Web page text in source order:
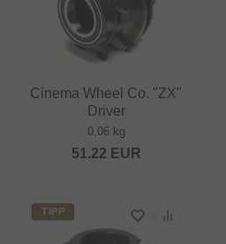
Cinema Wheel Co. "ZX"
Driver
0.06 kg
51.22 EUR
TIPP